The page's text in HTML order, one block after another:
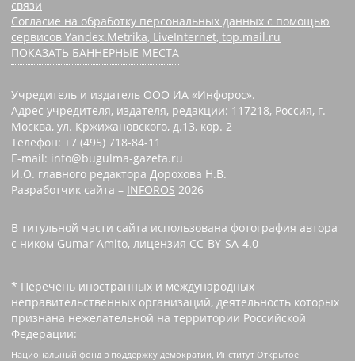
связи
Согласие на обработку персональных данных с помощью
сервисов Yandex.Metrika, LiveInternet, top.mail.ru
ПОКАЗАТЬ БАННЕРНЫЕ МЕСТА
Учредитель и издатель ООО ИА «Инфорос».
Адрес учредителя, издателя, редакции: 117218, Россия, г.
Москва, ул. Кржижановского, д.13, кор. 2
Телефон: +7 (495) 718-84-11
E-mail: info@bugulma-gazeta.ru
И.О. главного редактора Дорохова Н.В.
Разработчик сайта – INFOROS 2026
В титульной части сайта использована фотография автора
с ником Gumar Amito, лицензия CC-BY-SA-4.0
* Перечень иностранных и международных
неправительственных организаций, деятельность которых
признана нежелательной на территории Российской
Федерации:
Национальный фонд в поддержку демократии, Институт Открытое